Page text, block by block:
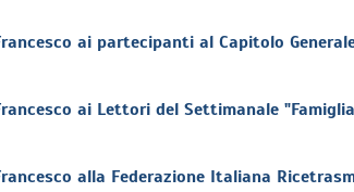
ai partecipanti al Capitolo
ai Lettori del Settimanale
alla Federazione Italiana